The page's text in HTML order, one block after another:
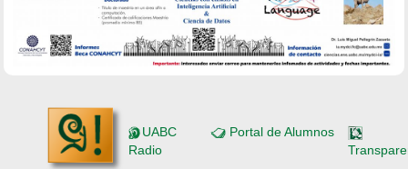
UABC
Radio
Portal de Alumnos